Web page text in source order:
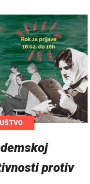
protiv